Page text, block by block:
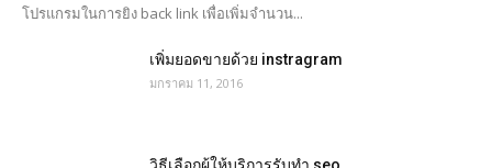
โปรแกรมในการยิง back link เพื่อเพิ่มจำนวน...
เพิ่มยอดขายด้วย instragram
มกราคม 11, 2016